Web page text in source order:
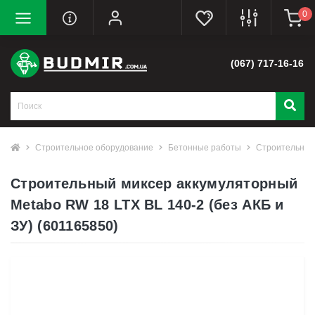
0
(067) 717-16-16
Строительное оборудование Бетонные работы
Строительный миксер аккумуляторный
Metabo RW 18 LTX BL 140-2 (без АКБ и
ЗУ) (601165850)